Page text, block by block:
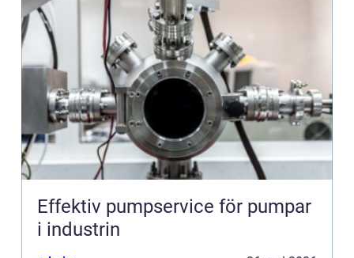
Effektiv pumpservice för pumpar
i industrin